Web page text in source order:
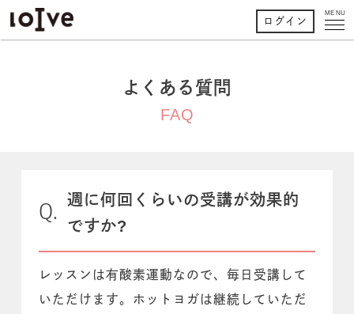
MENU
ログイン
よくある質問
FAQ
週に何回くらいの受講が効果的
ですか?
レッスンは有酸素運動なので、毎日受講して
いただけます。ホットヨガは継続していただ